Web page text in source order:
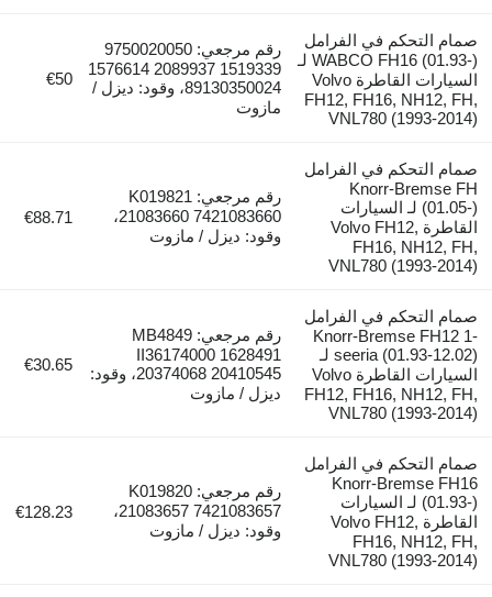
صمام التحكم في الفرامل
WABCO FH16 (01.93-) لـ
السيارات القاطرة Volvo
FH12, FH16, NH12, FH,
VNL780 (1993-2014)
رقم مرجعي: 9750020050
1519339 2089937 1576614
89130350024، وقود: ديزل /
مازوت
€50
صمام التحكم في الفرامل
Knorr-Bremse FH
(01.05-) لـ السيارات
القاطرة Volvo FH12,
FH16, NH12, FH,
VNL780 (1993-2014)
رقم مرجعي: K019821
21083660 7421083660،
وقود: ديزل / مازوت
€88.71
صمام التحكم في الفرامل
Knorr-Bremse FH12 1-
seeria (01.93-12.02) لـ
السيارات القاطرة Volvo
FH12, FH16, NH12, FH,
VNL780 (1993-2014)
رقم مرجعي: MB4849
II36174000 1628491
20374068 20410545، وقود:
ديزل / مازوت
€30.65
صمام التحكم في الفرامل
Knorr-Bremse FH16
(01.93-) لـ السيارات
القاطرة Volvo FH12,
FH16, NH12, FH,
VNL780 (1993-2014)
رقم مرجعي: K019820
21083657 7421083657،
وقود: ديزل / مازوت
€128.23